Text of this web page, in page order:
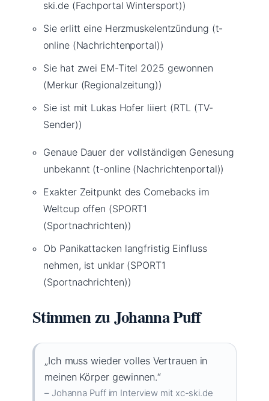
ski.de (Fachportal Wintersport))
Sie erlitt eine Herzmuskelentzündung (t-
online (Nachrichtenportal))
Sie hat zwei EM-Titel 2025 gewonnen
(Merkur (Regionalzeitung))
Sie ist mit Lukas Hofer liiert (RTL (TV-
Sender))
Genaue Dauer der vollständigen Genesung
unbekannt (t-online (Nachrichtenportal))
Exakter Zeitpunkt des Comebacks im
Weltcup offen (SPORT1
(Sportnachrichten))
Ob Panikattacken langfristig Einfluss
nehmen, ist unklar (SPORT1
(Sportnachrichten))
Stimmen zu Johanna Puff
„Ich muss wieder volles Vertrauen in
meinen Körper gewinnen.“
– Johanna Puff im Interview mit xc-ski.de